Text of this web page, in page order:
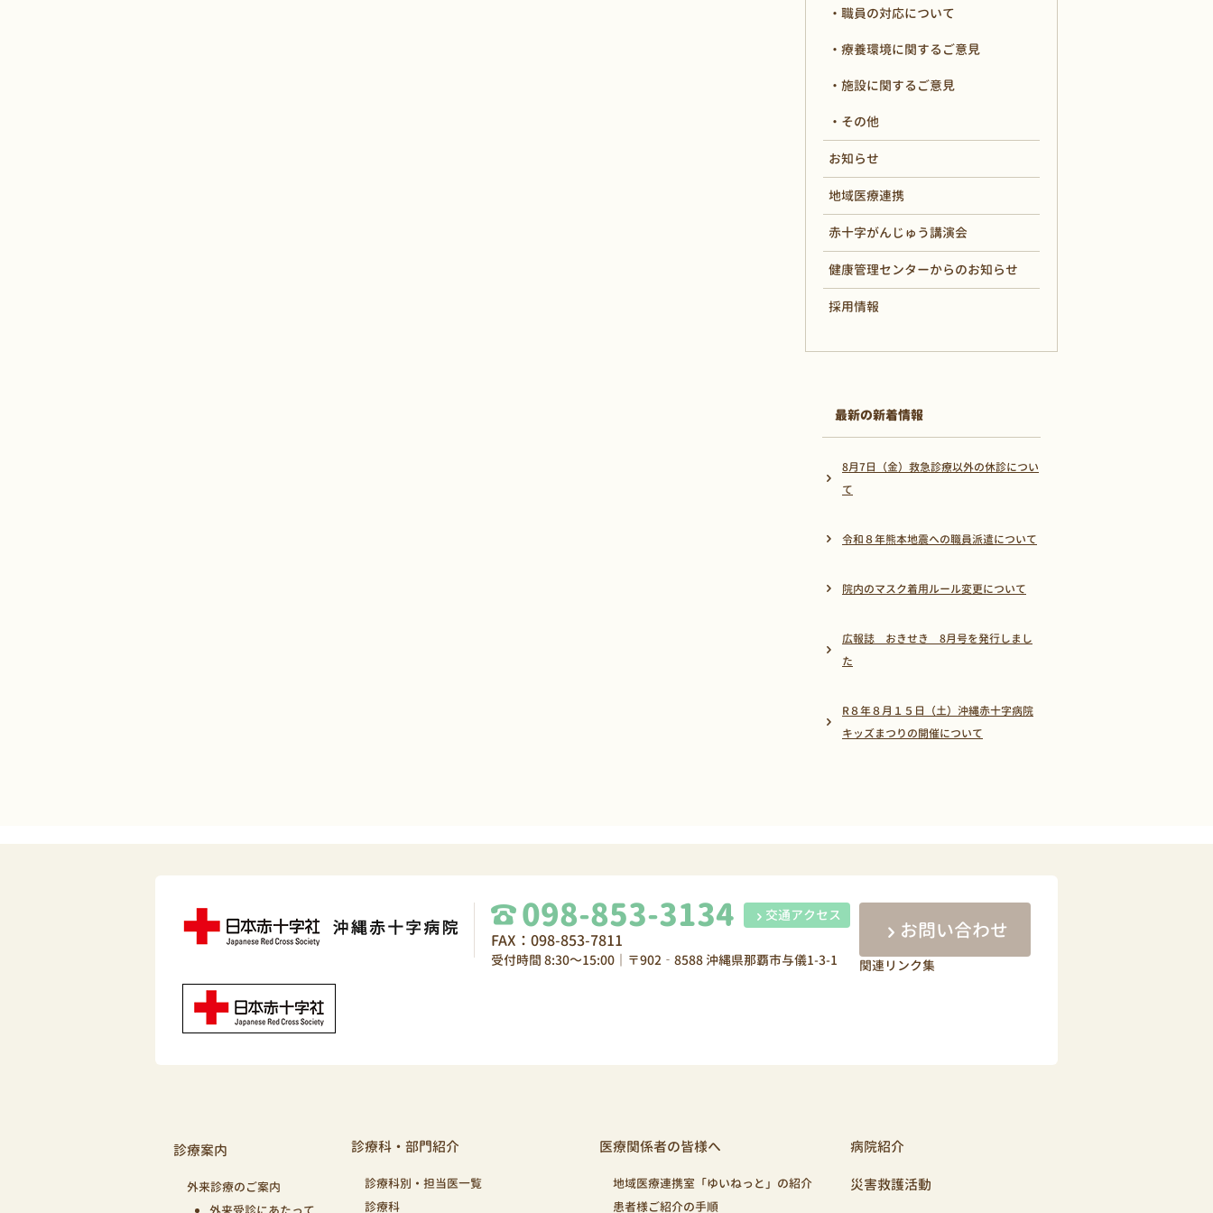
職員の対応について
療養環境に関するご意見
施設に関するご意見
その他
お知らせ
地域医療連携
赤十字がんじゅう講演会
健康管理センターからのお知らせ
採用情報
最新の新着情報
8月7日（金）救急診療以外の休診につい
て
令和８年熊本地震への職員派遣について
院内のマスク着用ルール変更について
広報誌 おきせき 8月号を発行しまし
た
R８年８月１５日（土）沖縄赤十字病院
キッズまつりの開催について
098-853-3134
FAX：098-853-7811
交通アクセス
受付時間 8:30～15:00｜〒902‐8588 沖縄県那覇市与儀1-3-1
お問い合わせ
関連リンク集
診療案内
外来診療のご案内
診療科・部門紹介
診療科別・担当医一覧
診療科
医療関係者の皆様へ
地域医療連携室「ゆいねっと」の紹介
患者様ご紹介の手順
病院紹介
災害救護活動